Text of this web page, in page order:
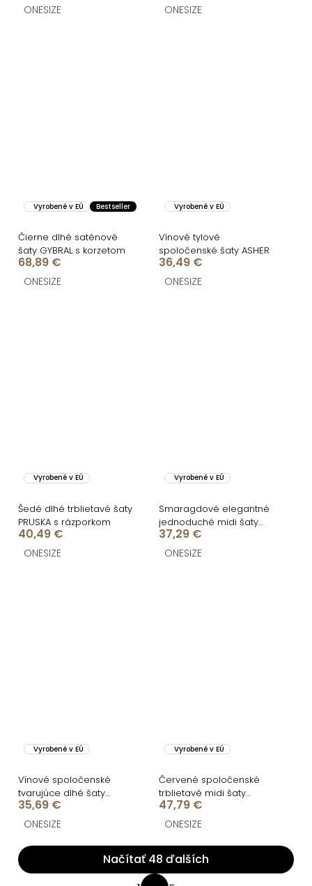
ONESIZE ONESIZE
Vyrobené v EÚ Bestseller
Čierne dlhé saténové
šaty GYBRAL s korzetom
68,89 €
ONESIZE
Vyrobené v EÚ
Vínové tylové
spoločenské šaty ASHER
36,49 €
ONESIZE
Vyrobené v EÚ
Šedé dlhé trblietavé šaty
PRUSKA s rázporkom
40,49 €
ONESIZE
Vyrobené v EÚ
Smaragdové elegantné
jednoduché midi šaty
OMNIS
37,29 €
ONESIZE
Vyrobené v EÚ
Vínové spoločenské
tvarujúce dlhé šaty
NOBLEN
35,69 €
ONESIZE
Vyrobené v EÚ
Červené spoločenské
trblietavé midi šaty
BEMUNO
47,79 €
ONESIZE
Načítať 48 ďalších